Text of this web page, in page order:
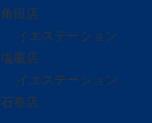
角田店
イエステーション
塩竈店
イエステーション
石巻店